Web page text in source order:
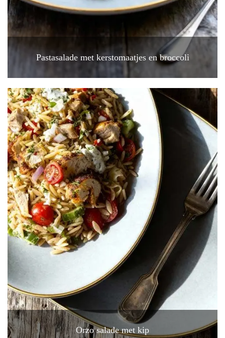
Pastasalade met kerstomaatjes en broccoli
Orzo salade met kip